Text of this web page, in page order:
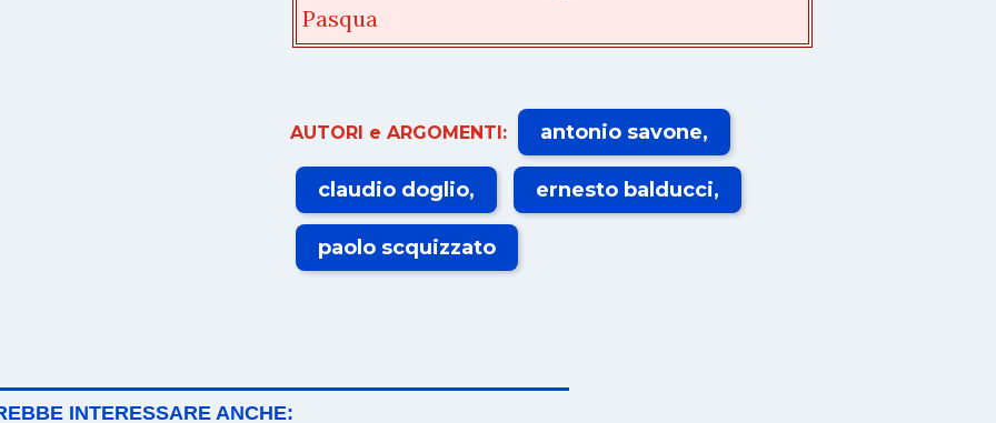
Pasqua
AUTORI e ARGOMENTI: antonio savone
claudio doglio ernesto balducci
paolo scquizzato
INTERESSARE ANCHE: